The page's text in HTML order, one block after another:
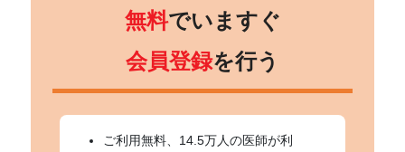
無料でいますぐ
会員登録を行う
ご利用無料、14.5万人の医師が利